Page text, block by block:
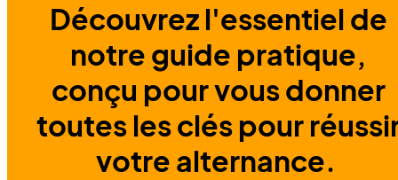
Découvrez l'essentiel de
notre guide pratique,
conçu pour vous donner
toutes les clés pour
votre alternance.